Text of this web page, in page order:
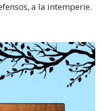
a la intemperie.